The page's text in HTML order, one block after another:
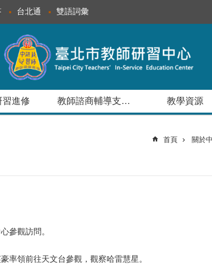
台北通 雙語詞彙
習進修 教師諮商輔導支持服務 教學資源
首頁 關於
參觀訪問。
率領前往天文台參觀，觀察哈雷慧星。